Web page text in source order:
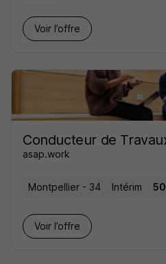
Voir l’offre
Conducteur de
asap.work
Montpellier - 34 Intérim
Voir l’offre